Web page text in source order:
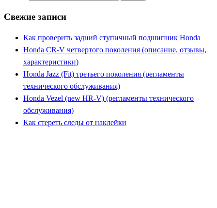
Свежие записи
Как проверить задний ступичный подшипник Honda
Honda CR-V четвертого поколения (описание, отзывы,
характеристики)
Honda Jazz (Fit) третьего поколения (регламенты
технического обслуживания)
Honda Vezel (new HR-V) (регламенты технического
обслуживания)
Как стереть следы от наклейки